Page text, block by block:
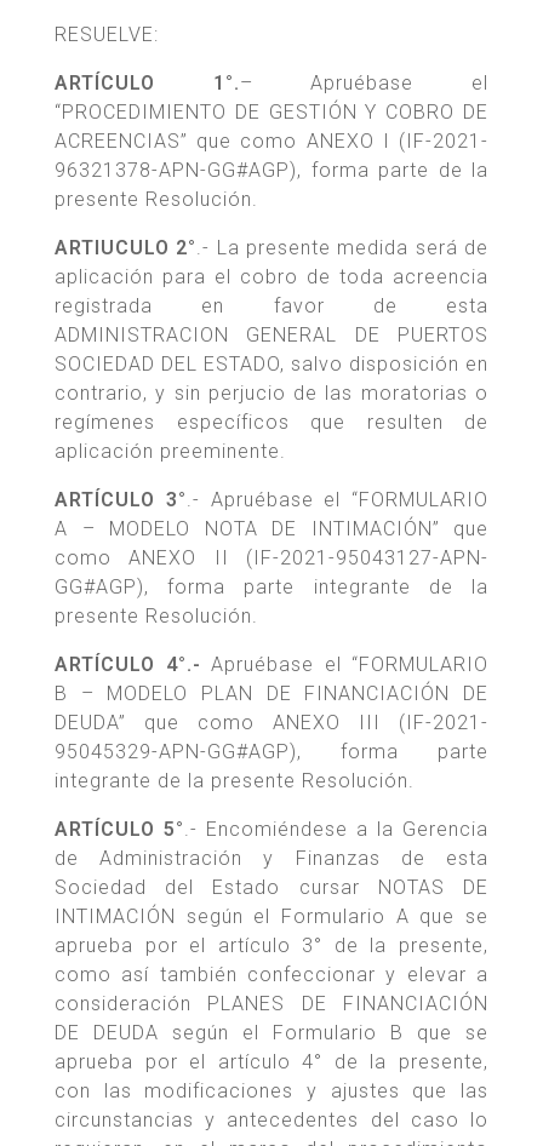
RESUELVE:
ARTÍCULO 1°.– Apruébase el
“PROCEDIMIENTO DE GESTIÓN Y COBRO DE
ACREENCIAS” que como ANEXO I (IF-2021-
96321378-APN-GG#AGP), forma parte de la
presente Resolución.
ARTIUCULO 2°.- La presente medida será de
aplicación para el cobro de toda acreencia
registrada en favor de esta
ADMINISTRACION GENERAL DE PUERTOS
SOCIEDAD DEL ESTADO, salvo disposición en
contrario, y sin perjucio de las moratorias o
regímenes específicos que resulten de
aplicación preeminente.
ARTÍCULO 3°.- Apruébase el “FORMULARIO
A – MODELO NOTA DE INTIMACIÓN” que
como ANEXO II (IF-2021-95043127-APN-
GG#AGP), forma parte integrante de la
presente Resolución.
ARTÍCULO 4°.- Apruébase el “FORMULARIO
B – MODELO PLAN DE FINANCIACIÓN DE
DEUDA” que como ANEXO III (IF-2021-
95045329-APN-GG#AGP), forma parte
integrante de la presente Resolución.
ARTÍCULO 5°.- Encomiéndese a la Gerencia
de Administración y Finanzas de esta
Sociedad del Estado cursar NOTAS DE
INTIMACIÓN según el Formulario A que se
aprueba por el artículo 3° de la presente,
como así también confeccionar y elevar a
consideración PLANES DE FINANCIACIÓN
DE DEUDA según el Formulario B que se
aprueba por el artículo 4° de la presente,
con las modificaciones y ajustes que las
circunstancias y antecedentes del caso lo